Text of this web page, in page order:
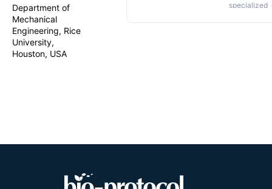
Department of
Mechanical
Engineering, Rice
University,
Houston, USA